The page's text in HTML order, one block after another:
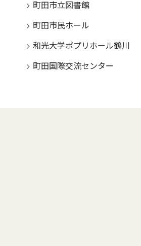
町田市立図書館
町田市民ホール
和光大学ポプリホール鶴川
町田国際交流センター